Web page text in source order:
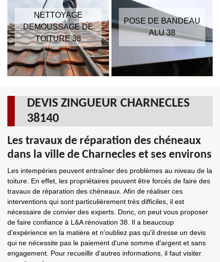
NETTOYAGE
DEMOUSSAGE DE
TOITURE 38
POSE DE BANDEAU
ALU 38
DEVIS ZINGUEUR CHARNECLES
38140
Les travaux de réparation des chéneaux
dans la ville de Charnecles et ses environs
Les intempéries peuvent entraîner des problèmes au niveau de la
toiture. En effet, les propriétaires peuvent être forcés de faire des
travaux de réparation des chéneaux. Afin de réaliser ces
interventions qui sont particulièrement très difficiles, il est
nécessaire de convier des experts. Donc, on peut vous proposer
de faire confiance à L&A rénovation 38. Il a beaucoup
d'expérience en la matière et n'oubliez pas qu'il dresse un devis
qui ne nécessite pas le paiement d'une somme d'argent et sans
engagement. Pour recueillir d'autres informations, il faut visiter